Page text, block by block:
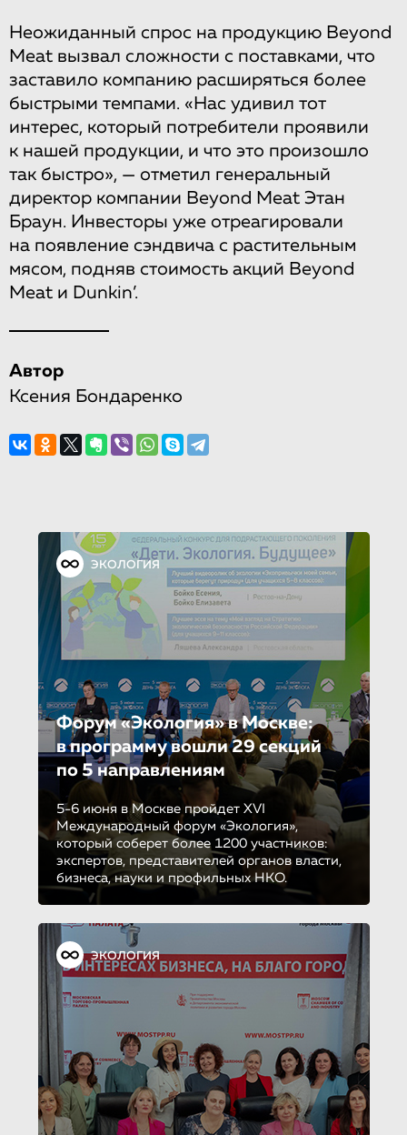
Неожиданный спрос на продукцию Beyond
Meat вызвал сложности с поставками, что
заставило компанию расширяться более
быстрыми темпами. «Нас удивил тот
интерес, который потребители проявили
к нашей продукции, и что это произошло
так быстро», — отметил генеральный
директор компании Beyond Meat Этан
Браун. Инвесторы уже отреагировали
на появление сэндвича с растительным
мясом, подняв стоимость акций Beyond
Meat и Dunkin’.
Автор
Ксения Бондаренко
ЭКОЛОГИЯ
Форум «Экология» в Москве:
в программу вошли 29 секций
по 5 направле­ни­ям
5-6 июня в Москве пройдет XVI
Международный форум «Экология»,
который соберет более 1200 участников:
экспертов, представителей органов власти,
бизнеса, науки и профильных НКО.
ЭКОЛОГИЯ